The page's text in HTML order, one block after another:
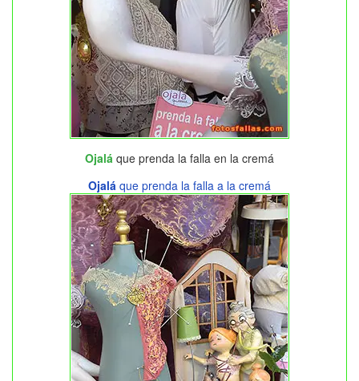
Ojalá que prenda la falla en la cremá
Ojalá que prenda la falla a la cremá